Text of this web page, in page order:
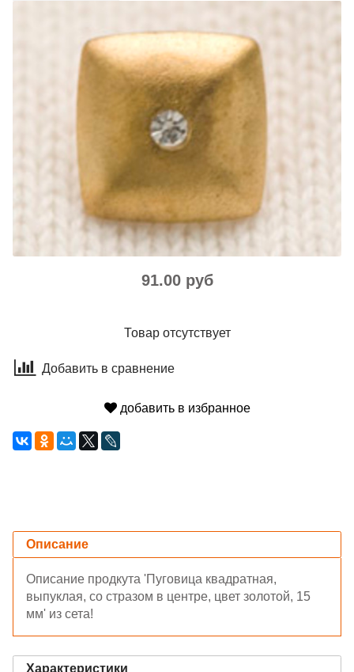
91.00 руб
Товар отсутствует
Добавить в сравнение
добавить в избранное
Описание
Описание продкута 'Пуговица квадратная,
выпуклая, со стразом в центре, цвет золотой, 15
мм' из сета!
Характеристики